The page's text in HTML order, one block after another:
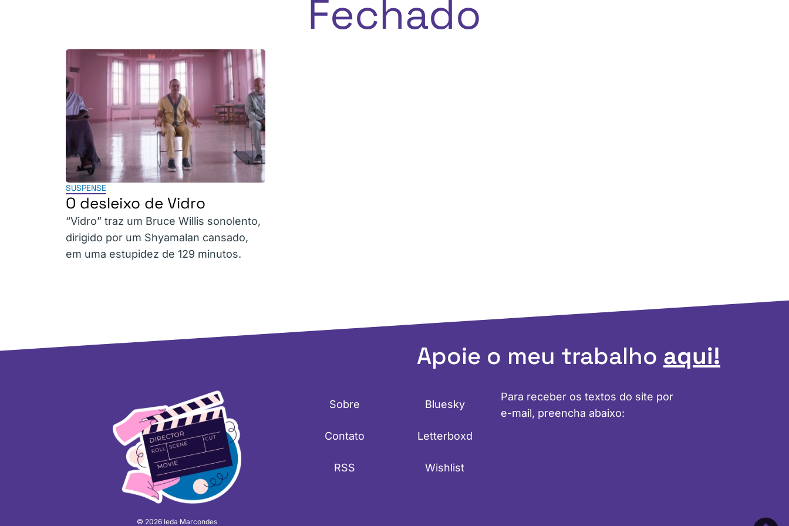
Fechado
SUSPENSE
O desleixo de Vidro
“Vidro” traz um Bruce Willis sonolento,
dirigido por um Shyamalan cansado,
em uma estupidez de 129 minutos.
Apoie o meu trabalho aqui!
© 2026 Ieda Marcondes
Sobre
Contato
RSS
Bluesky
Letterboxd
Wishlist
Para receber os textos do site por
e-mail, preencha abaixo: